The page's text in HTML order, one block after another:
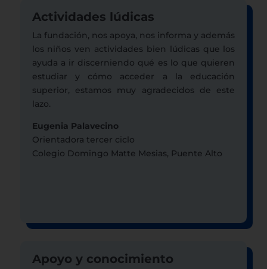
Actividades lúdicas
La fundación, nos apoya, nos informa y además
los niños ven actividades bien lúdicas que los
ayuda a ir discerniendo qué es lo que quieren
estudiar y cómo acceder a la educación
superior, estamos muy agradecidos de este
lazo.
Eugenia Palavecino
Orientadora tercer ciclo
Colegio Domingo Matte Mesias, Puente Alto
Apoyo y conocimiento